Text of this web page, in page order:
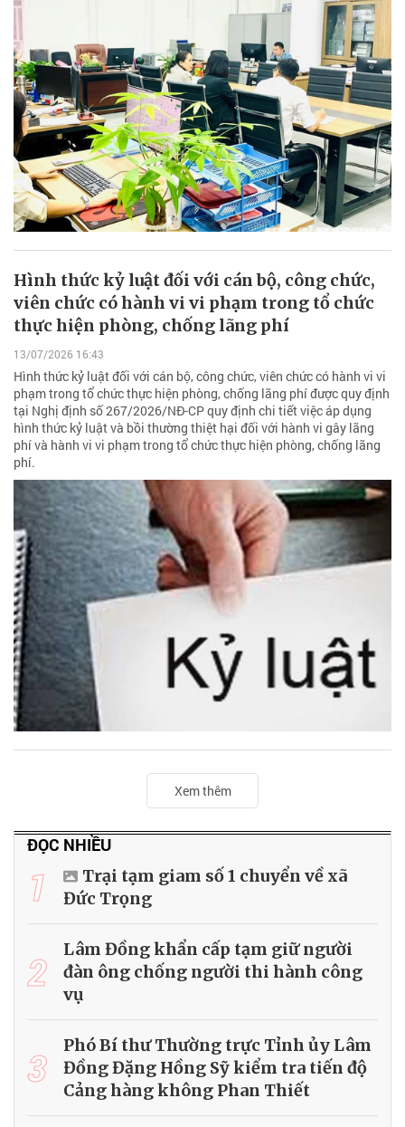
Hình thức kỷ luật đối với cán bộ, công chức,
viên chức có hành vi vi phạm trong tổ chức
thực hiện phòng, chống lãng phí
13/07/2026 16:43
Hình thức kỷ luật đối với cán bộ, công chức, viên chức có hành vi vi
phạm trong tổ chức thực hiện phòng, chống lãng phí được quy định
tại Nghị định số 267/2026/NĐ-CP quy định chi tiết việc áp dụng
hình thức kỷ luật và bồi thường thiệt hại đối với hành vi gây lãng
phí và hành vi vi phạm trong tổ chức thực hiện phòng, chống lãng
phí.
Xem thêm
ĐỌC NHIỀU
1
Trại tạm giam số 1 chuyển về xã
Đức Trọng
2
Lâm Đồng khẩn cấp tạm giữ người
đàn ông chống người thi hành công
vụ
3
Phó Bí thư Thường trực Tỉnh ủy Lâm
Đồng Đặng Hồng Sỹ kiểm tra tiến độ
Cảng hàng không Phan Thiết